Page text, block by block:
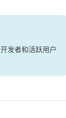
发者和活跃用户